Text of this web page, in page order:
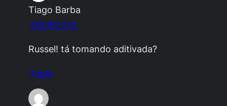
Tiago Barba
01/08/2010
Russel! tá tomando aditivada?
Reply